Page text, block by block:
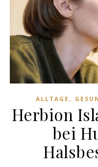
ALLTAGE ,
Herbion
bei